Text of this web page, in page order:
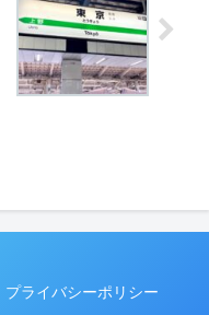
プライバシーポリシー